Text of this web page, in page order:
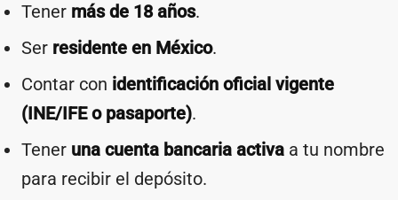
Tener más de 18 años.
Ser residente en México.
Contar con identificación oficial vigente
(INE/IFE o pasaporte).
Tener una cuenta bancaria activa a tu nombre
para recibir el depósito.